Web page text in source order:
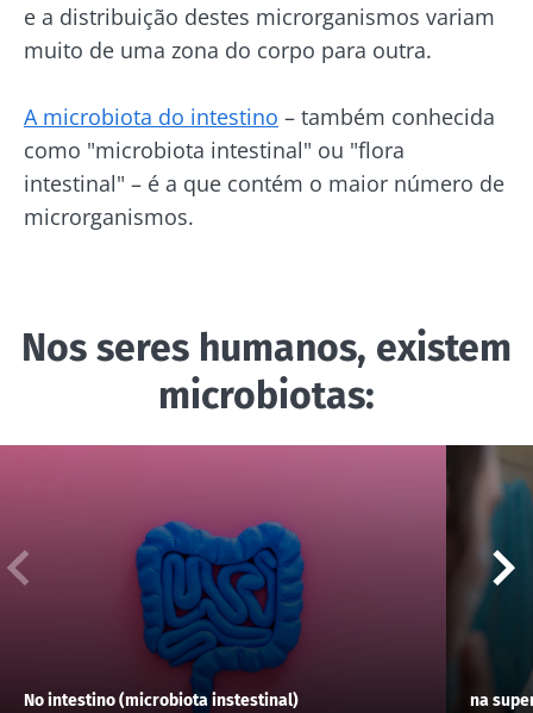
e a distribuição destes microrganismos variam
muito de uma zona do corpo para outra.
A microbiota do intestino – também conhecida
como "microbiota intestinal" ou "flora
intestinal" – é a que contém o maior número de
microrganismos.
Nos seres humanos, existem
microbiotas:
No intestino (microbiota instestinal) na